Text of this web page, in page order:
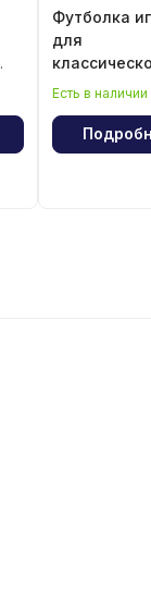
Футболка
для
волейбола
Есть в наличии